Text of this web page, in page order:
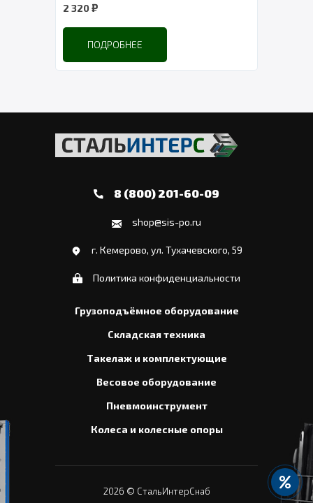
2 320₽
ПОДРОБНЕЕ
8 (800) 201-60-09
shop@sis-po.ru
г. Кемерово, ул. Тухачевского, 59
Политика конфиденциальности
Грузоподъёмное оборудование
Складская техника
Такелаж и комплектующие
Весовое оборудование
Пневмоинструмент
Колеса и колесные опоры
2026 © СтальИнтерСнаб